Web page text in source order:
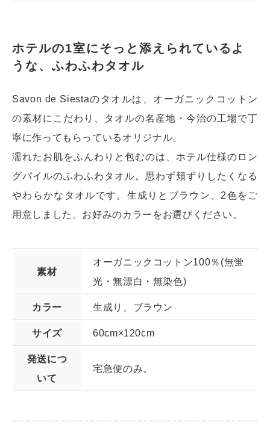
ホテルの1室にそっと添えられているよ
うな、ふわふわタオル
Savon de Siestaのタオルは、オーガニックコットン
の素材にこだわり、タオルの名産地・今治の工場で丁
寧に作ってもらっているオリジナル。
濡れたお肌をふんわりと包むのは、ホテル仕様のロン
グパイルのふわふわタオル。思わず頬ずりしたくなる
やわらかなタオルです。生成りとブラウン、2色をご
用意しました。お好みのカラーをお選びください。
素材
オーガニックコットン100％(無蛍
光・無漂白・無染色)
カラー 生成り、ブラウン
サイズ 60cm×120cm
発送につ
いて
宅急便のみ。